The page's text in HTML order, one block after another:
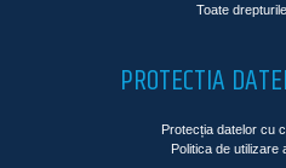
Toate
PROTECTIA
Protecția datelor cu
Politica de utilizare